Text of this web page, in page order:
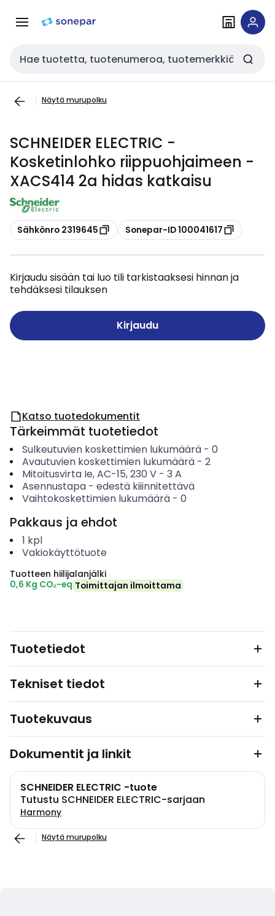
navigointiinsisältöön
Haku
Näytä murupolku
SCHNEIDER ELECTRIC -
Kosketinlohko riippuohjaimeen -
XACS414 2a hidas katkaisu
Kopioi
Sähkönro 2319645 Kopioi
Sonepar-ID 100041617
Kirjaudu sisään tai luo tili tarkistaaksesi hinnan ja
tehdäksesi tilauksen
Kirjaudu
Katso tuotedokumentit
Tärkeimmät tuotetiedot
Sulkeutuvien koskettimien lukumäärä- 0
Avautuvien koskettimien lukumäärä- 2
Mitoitusvirta Ie, AC-15, 230 V- 3 A
Asennustapa- edestä kiiinnitettävä
Vaihtokoskettimien lukumäärä- 0
Pakkaus ja ehdot
1 kpl
Vakiokäyttötuote
Tuotteen hiilijalanjälki
0,6 Kg CO₂-eq Toimittajan ilmoittama
Tuotetiedot
Tekniset tiedot
Tuotekuvaus
Dokumentit ja linkit
SCHNEIDER ELECTRIC -tuote
Tutustu SCHNEIDER ELECTRIC-sarjaan
Harmony
Näytä murupolku